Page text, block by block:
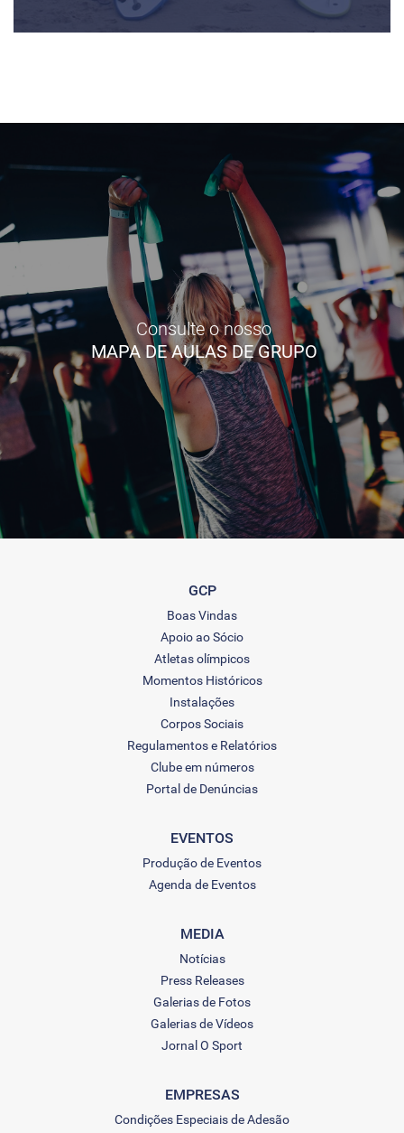
Consulte o nosso
MAPA DE AULAS DE GRUPO
GCP
Boas Vindas
Apoio ao Sócio
Atletas olímpicos
Momentos Históricos
Instalações
Corpos Sociais
Regulamentos e Relatórios
Clube em números
Portal de Denúncias
EVENTOS
Produção de Eventos
Agenda de Eventos
MEDIA
Notícias
Press Releases
Galerias de Fotos
Galerias de Vídeos
Jornal O Sport
EMPRESAS
Condições Especiais de Adesão